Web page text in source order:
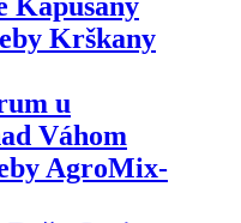
Krškany
u
Váhom
AgroMix-